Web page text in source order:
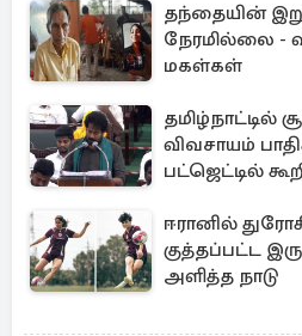
தந்தையின்
நேரமில்லை -
மகள்கள்
தமிழ்நாட்டில்
விவசாயம்
பட்ஜெட்டில்
ஈரானில்
குத்தப்பட்ட
அளித்த நாடு